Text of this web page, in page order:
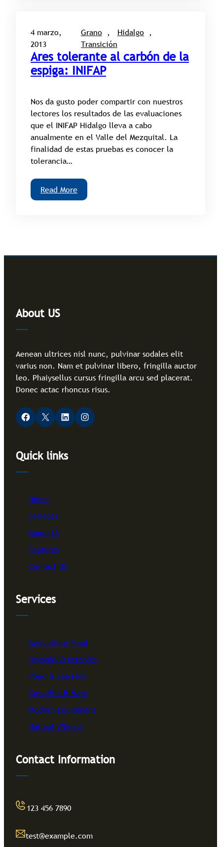
4 marzo,
2013
Grano , Hidalgo
Transición
Ares tolerante al carbón de la
espiga: INIFAP
Nos da gusto poder compartir con nuestros
lectores los resultados de las evaluaciones
que el INIFAP Hidalgo lleva a cabo
anualmente en el Valle del Mezquital. La
finalidad de estas pruebas es conocer la
tolerancia…
Read More
About US
Aenean ultrices nisl nunc, pulvinar sodales elit
varius non. Nam et pulvinar libero, fringilla auctor
leo. Phaiysellus cursus fringilla arcu sed placerat.
Donec actac rhoncus risus.
Facebook X LinkedIn Instagram
Quick links
Home
Services
About Us
Features
Contact US
Services
Agriculture Food
Organic Vegetables
Pond & Sea Fish
Cow Milk & Meat
Modern Equipment
Natural Wheats
Contact Information
123 456 7890
test@example.com